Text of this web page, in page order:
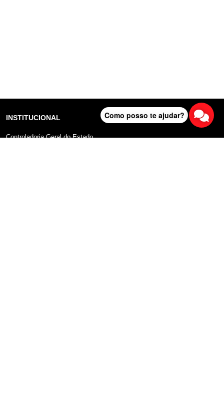
INSTITUCIONAL
Controladoria Geral do Estado
Como posso te ajudar?